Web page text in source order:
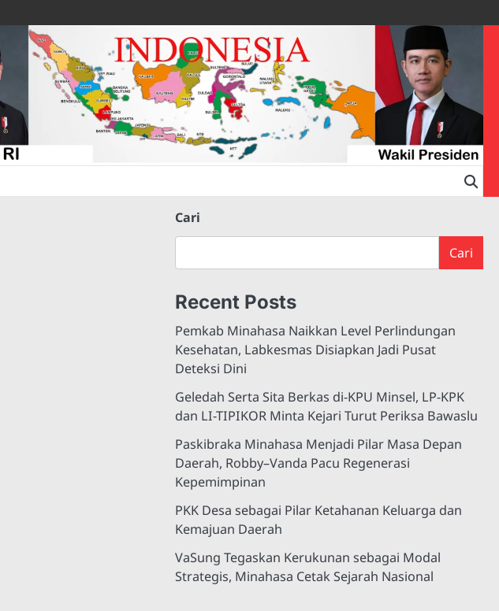
Cari
Cari
Recent Posts
Pemkab Minahasa Naikkan Level Perlindungan
Kesehatan, Labkesmas Disiapkan Jadi Pusat
Deteksi Dini
Geledah Serta Sita Berkas di-KPU Minsel, LP-KPK
dan LI-TIPIKOR Minta Kejari Turut Periksa Bawaslu
Paskibraka Minahasa Menjadi Pilar Masa Depan
Daerah, Robby–Vanda Pacu Regenerasi
Kepemimpinan
PKK Desa sebagai Pilar Ketahanan Keluarga dan
Kemajuan Daerah
VaSung Tegaskan Kerukunan sebagai Modal
Strategis, Minahasa Cetak Sejarah Nasional